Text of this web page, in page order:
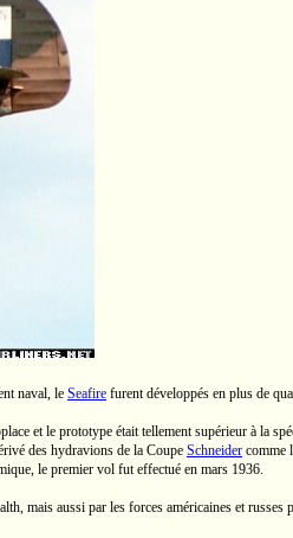
naval, le Seafire furent développés en plus de
et le prototype était tellement supérieur à la
des hydravions de la Coupe Schneider comme
le premier vol fut effectué en mars 1936.
mais aussi par les forces américaines et